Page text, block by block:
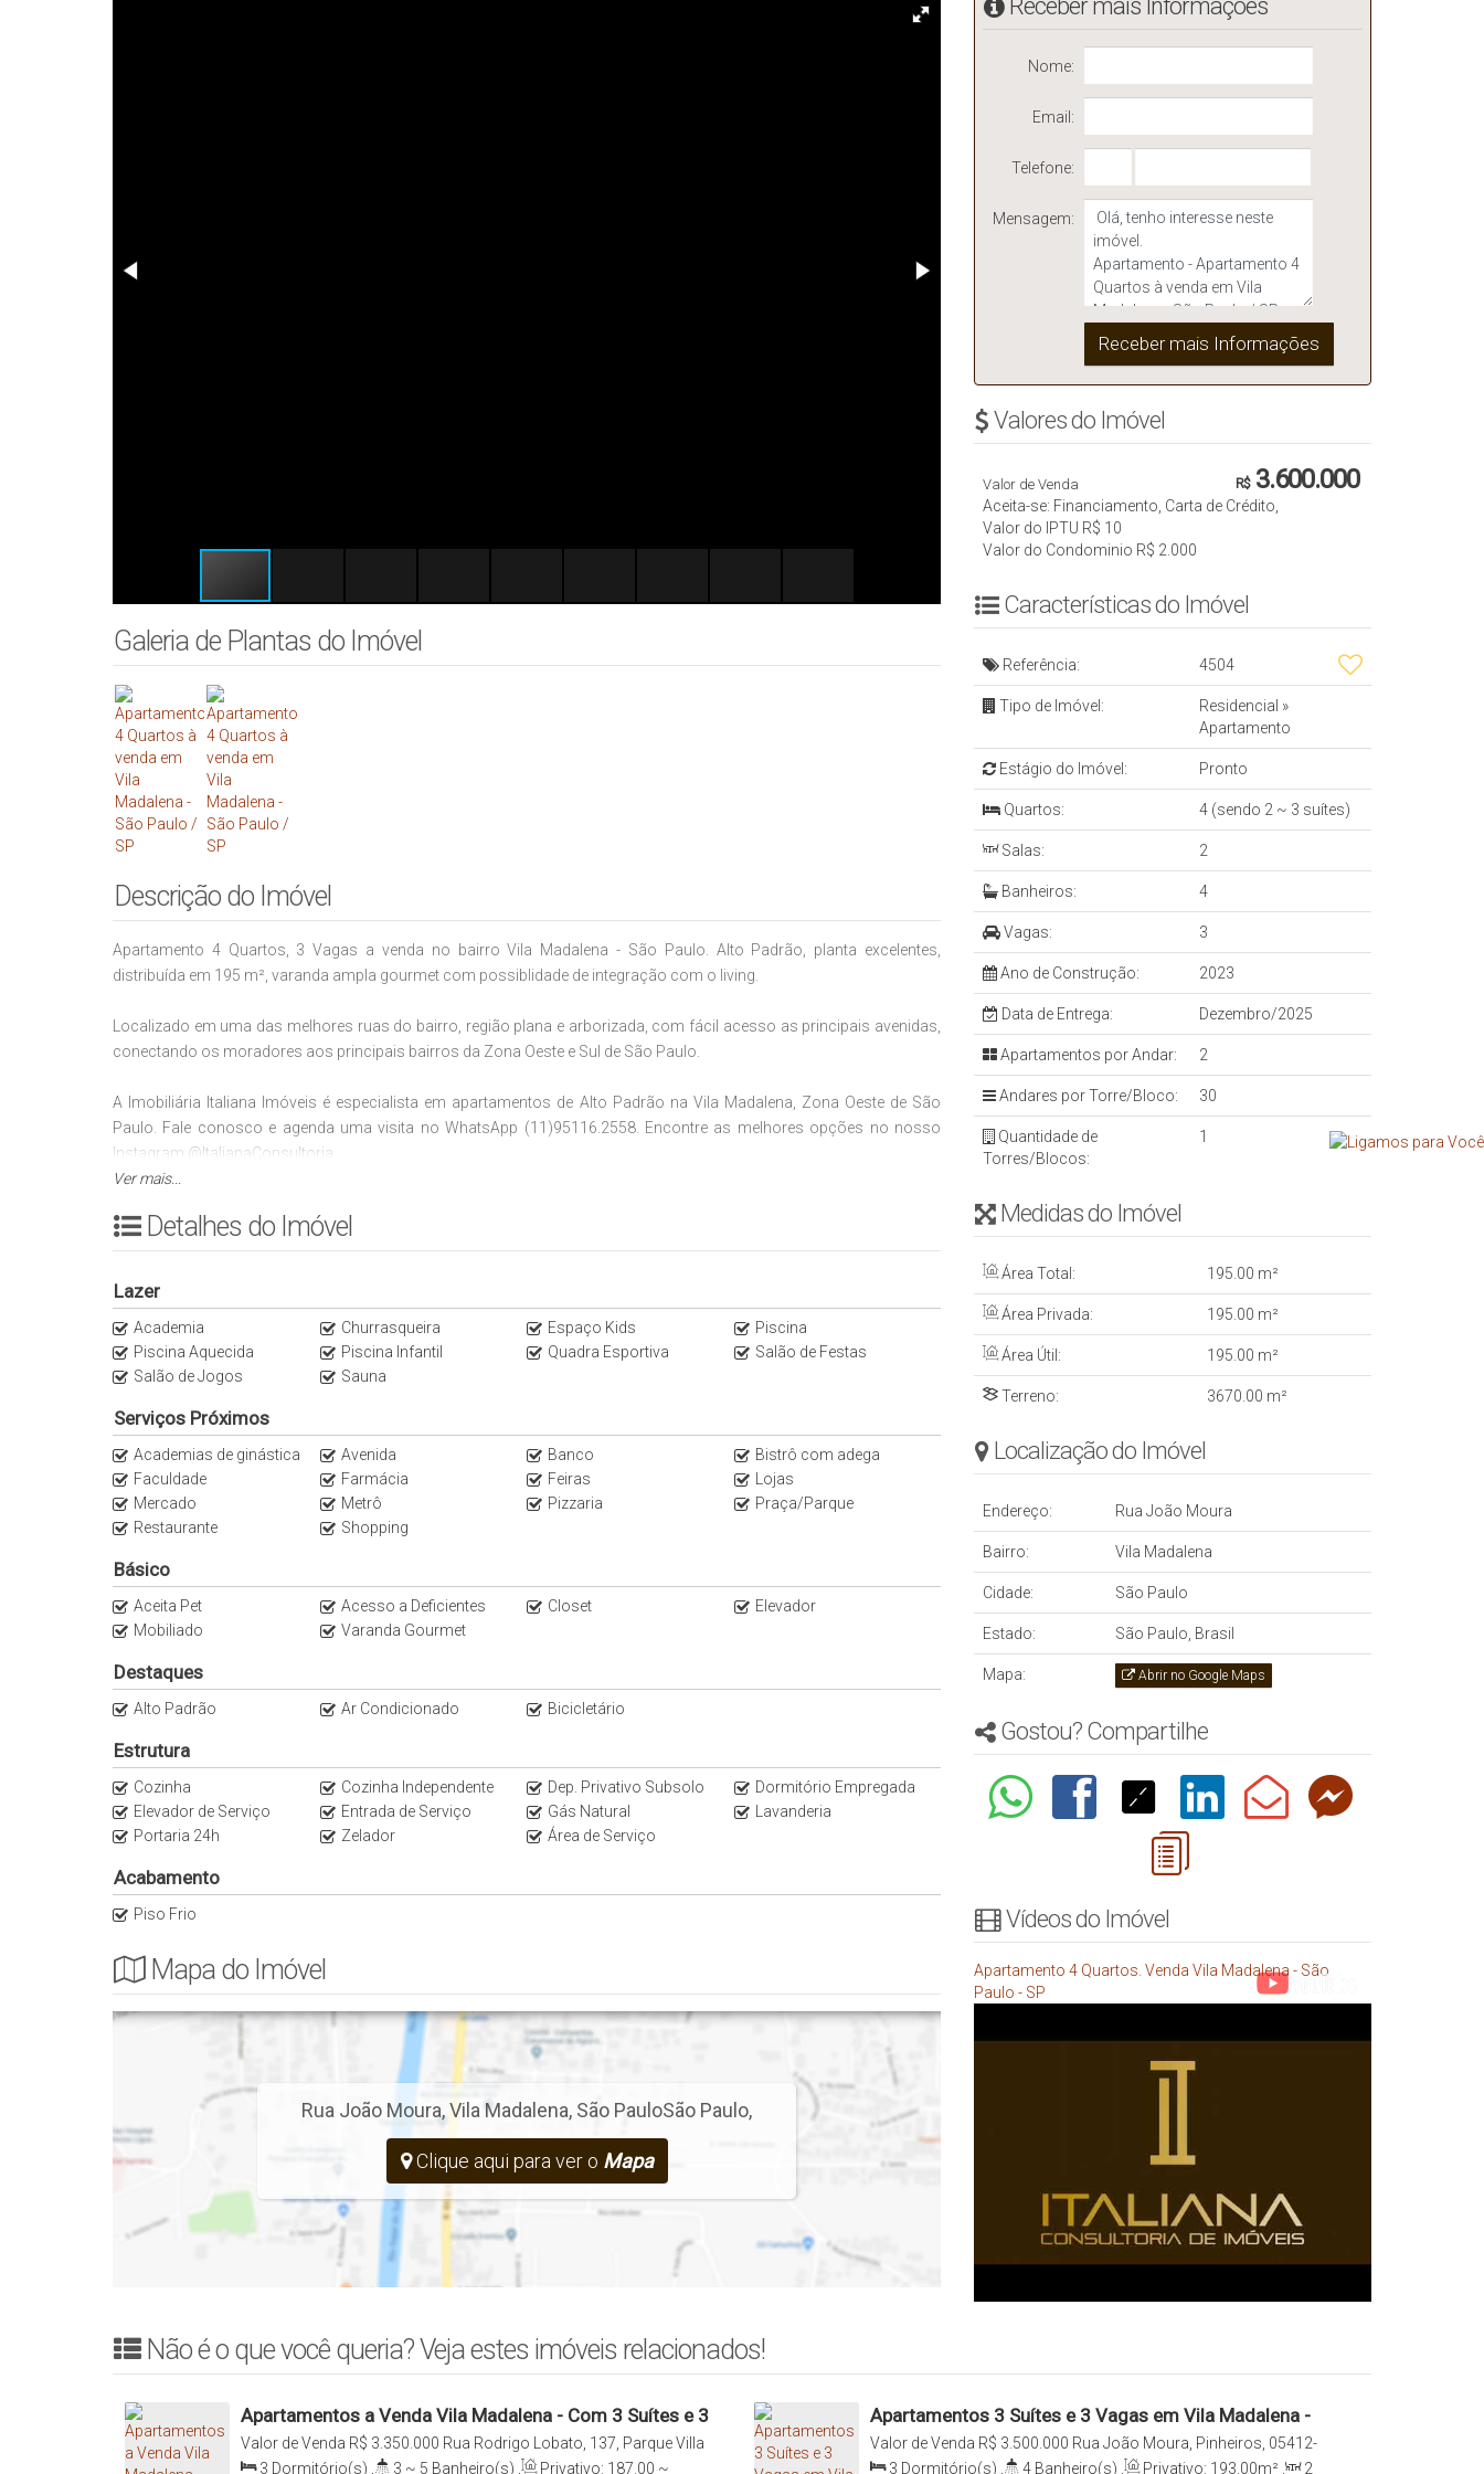
Galeria de Plantas do Imóvel
Descrição do Imóvel
Apartamento 4 Quartos, 3 Vagas a venda no bairro Vila Madalena - São Paulo. Alto Padrão, planta excelentes,
distribuída em 195 m², varanda ampla gourmet com possiblidade de integração com o living.
Localizado em uma das melhores ruas do bairro, região plana e arborizada, com fácil acesso as principais avenidas,
conectando os moradores aos principais bairros da Zona Oeste e Sul de São Paulo.
A Imobiliária Italiana Imóveis é especialista em apartamentos de Alto Padrão na Vila Madalena, Zona Oeste de São
Paulo. Fale conosco e agenda uma visita no WhatsApp (11)95116.2558. Encontre as melhores opções no nosso
Instagram @ItalianaConsultoria.
3 min da Padaria Villa Grano
3 min da Padaria Le Pain Quotidien
4 min do Che Bárbaro
4 min Restaurante TEA CONNECTION
4 min do Restaurante Jacaré
4 min do Pomar da Vila
5 min do Olivio Bar
5 min do Restaurante Pé de Manga
6 min da Quitandinha respectivamente
10 min do Jardins
11 min do Parque Villa Lobos
12 min da Av Paulista e Avenida Faria Lima
Anuncie o seu imóvel conosco
Apartamentos Vila Madalena
*** Consulte os Valores anunciados e a disponibilidade com um dos nossos consultores. Imóveis exclusivos da
Imobiliária Italiana Consultoria.
Ver mais...
Detalhes do Imóvel
Lazer
Academia Churrasqueira Espaço Kids
Piscina
Piscina Aquecida
Piscina Infantil Quadra Esportiva
Salão de Festas
Salão de Jogos
Sauna
Serviços Próximos
Academias de ginástica Avenida Banco
Bistrô com adega
Faculdade
Farmácia Feiras
Lojas
Mercado
Metrô Pizzaria
Praça/Parque
Restaurante
Shopping
Básico
Aceita Pet Acesso a Deficientes Closet
Elevador
Mobiliado
Varanda Gourmet
Destaques
Alto Padrão Ar Condicionado Bicicletário
Estrutura
Cozinha Cozinha Independente Dep. Privativo Subsolo
Dormitório Empregada
Elevador de Serviço
Entrada de Serviço Gás Natural
Lavanderia
Portaria 24h
Zelador Área de Serviço
Acabamento
Piso Frio
Mapa do Imóvel
Rua João Moura,Vila Madalena, São PauloSão Paulo,
Clique aqui para ver o Mapa
Receber mais Informações
Nome:
Email:
Telefone:
Mensagem:
Valores do Imóvel
R$3.600.000
Valor de Venda
Aceita-se: Financiamento, Carta de Crédito,
Valor do IPTU R$ 10
Valor do Condominio R$ 2.000
Características do Imóvel
Referência: 4504
Tipo de Imóvel: Residencial »
Apartamento
Estágio do Imóvel: Pronto
Quartos: 4 (sendo 2 ~ 3 suítes)
Salas: 2
Banheiros: 4
Vagas: 3
Ano de Construção: 2023
Data de Entrega: Dezembro/2025
Apartamentos por Andar: 2
Andares por Torre/Bloco: 30
Quantidade de
Torres/Blocos:
1
Medidas do Imóvel
Área Total: 195 .00 m²
Área Privada: 195 .00 m²
Área Útil: 195 .00 m²
Terreno: 3670 .00 m²
Localização do Imóvel
Endereço: Rua João Moura
Bairro: Vila Madalena
Cidade: São Paulo
Estado: São Paulo, Brasil
Mapa: Abrir no Google Maps
Gostou? Compartilhe
Vídeos do Imóvel
Apartamento 4 Quartos. Venda Vila Madalena - São
Paulo - SP
Não é o que você queria? Veja estes imóveis relacionados!
Apartamentos a Venda Vila Madalena - Com 3 Suítes e 3
Vagas
R$ 3.350.000
Valor de Venda
Rua Rodrigo Lobato, 137, Parque Villa
Lobos, 05030-130, Vila Madalena, São Paulo, São Paulo, Brasil
3 Dormitório(s) 3 ~ 5 Banheiro(s) Privativo: 187 .00 ~
Apartamentos 3 Suítes e 3 Vagas em Vila Madalena -
São Paulo - Imobiliária Italiana Consultoria
R$ 3.500.000
Valor de Venda
Rua João Moura, Pinheiros, 05412-
004, Vila Madalena, São Paulo, São Paulo, Brasil
3 Dormitório(s) 4 Banheiro(s) Privativo: 193 .00m²
2